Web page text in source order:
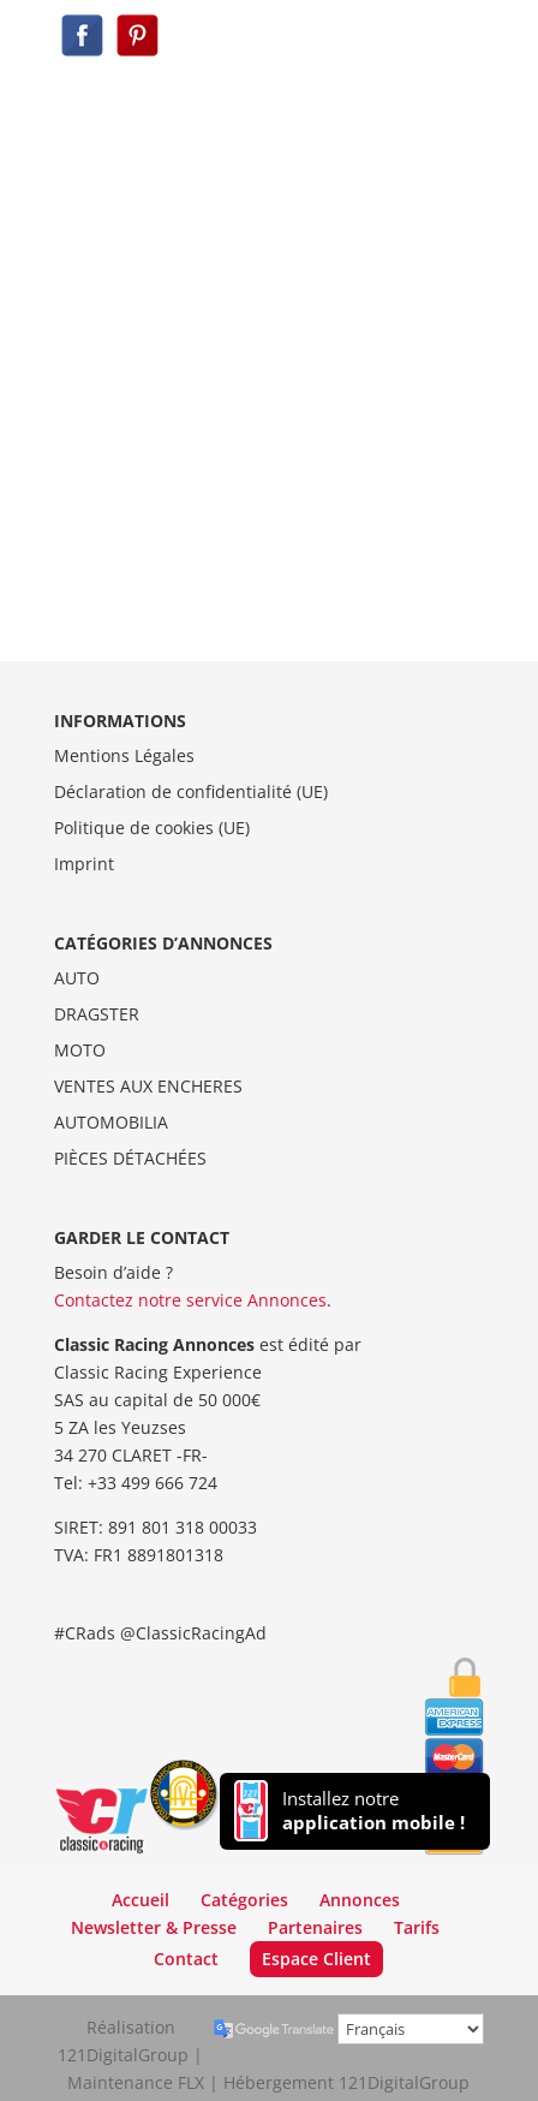
INFORMATIONS
Mentions Légales
Déclaration de confidentialité (UE)
Politique de cookies (UE)
Imprint
CATÉGORIES D’ANNONCES
AUTO
DRAGSTER
MOTO
VENTES AUX ENCHERES
AUTOMOBILIA
PIÈCES DÉTACHÉES
GARDER LE CONTACT
Besoin d’aide ?
Contactez notre service Annonces.
Classic Racing Annoncesest édité par
Classic Racing Experience
SAS au capital de 50 000€
5 ZA les Yeuzses
34 270 CLARET -FR-
Tel: ‭+33 499 666 724‬
SIRET: 891 801 318 00033
TVA: FR1 8891801318
#CRads @ClassicRacingAd
Installez notre
application mobile !
Accueil Catégories
Annonces
Newsletter & Presse
Partenaires
Tarifs
Contact
Espace Client
Réalisation
121DigitalGroup |
Maintenance FLX | Hébergement 121DigitalGroup